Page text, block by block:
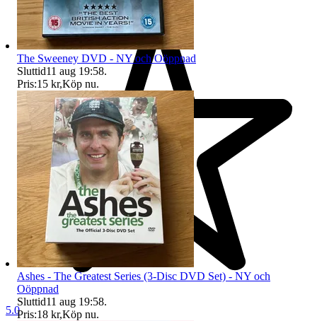
5.0
The Sweeney DVD - NY och Oöppnad
Sluttid11 aug 19:58.
Pris:15 kr,Köp nu.
Ashes - The Greatest Series (3-Disc DVD Set) - NY och
Oöppnad
Sluttid11 aug 19:58.
Pris:18 kr,Köp nu.